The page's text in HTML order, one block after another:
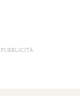
PUBBLICITÀ